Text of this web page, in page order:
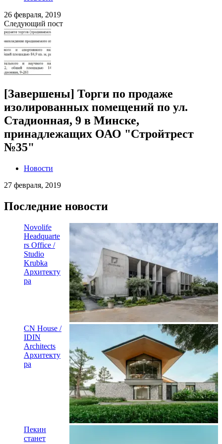
26 февраля, 2019
Следующий пост
[Завершены] Торги по продаже
изолированных помещений по ул.
Стадионная, 9 в Минске,
принадлежащих ОАО "Стройтрест
№35"
Новости
27 февраля, 2019
Последние новости
Novolife
Headquarte
rs Office /
Studio
Krubka
Архитекту
ра
CN House /
IDIN
Architects
Архитекту
ра
Пекин
станет